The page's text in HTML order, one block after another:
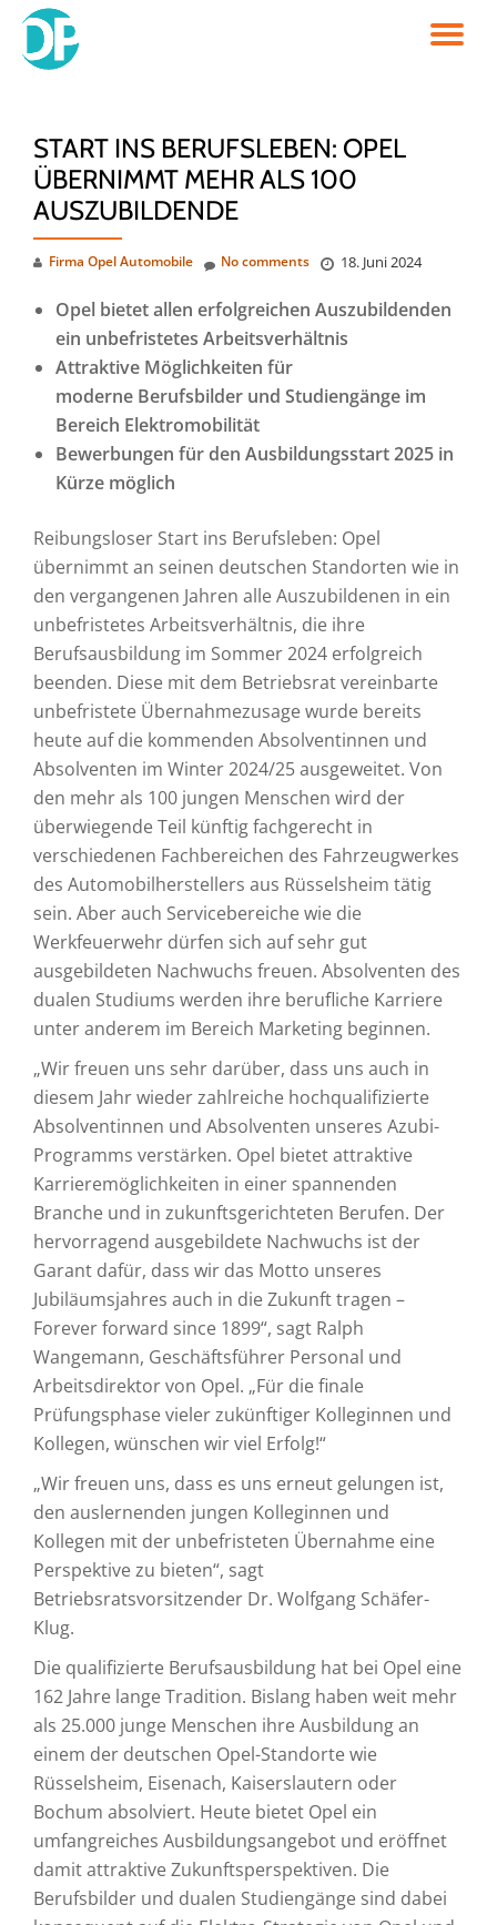
Skip
START INS BERUFSLEBEN: OPEL
ÜBERNIMMT MEHR ALS 100
AUSZUBILDENDE
Firma Opel Automobile 18. Juni 2024
No comments
Opel bietet allen erfolgreichen Auszubildenden
ein unbefristetes Arbeitsverhältnis
Attraktive Möglichkeiten für
moderne Berufsbilder und Studiengänge im
Bereich Elektromobilität
Bewerbungen für den Ausbildungsstart 2025 in
Kürze möglich
Reibungsloser Start ins Berufsleben: Opel
übernimmt an seinen deutschen Standorten wie in
den vergangenen Jahren alle Auszubildenen in ein
unbefristetes Arbeitsverhältnis, die ihre
Berufsausbildung im Sommer 2024 erfolgreich
beenden. Diese mit dem Betriebsrat vereinbarte
unbefristete Übernahmezusage wurde bereits
heute auf die kommenden Absolventinnen und
Absolventen im Winter 2024/25 ausgeweitet. Von
den mehr als 100 jungen Menschen wird der
überwiegende Teil künftig fachgerecht in
verschiedenen Fachbereichen des Fahrzeugwerkes
des Automobilherstellers aus Rüsselsheim tätig
sein. Aber auch Servicebereiche wie die
Werkfeuerwehr dürfen sich auf sehr gut
ausgebildeten Nachwuchs freuen. Absolventen des
dualen Studiums werden ihre berufliche Karriere
unter anderem im Bereich Marketing beginnen.
„Wir freuen uns sehr darüber, dass uns auch in
diesem Jahr wieder zahlreiche hochqualifizierte
Absolventinnen und Absolventen unseres Azubi-
Programms verstärken. Opel bietet attraktive
Karrieremöglichkeiten in einer spannenden
Branche und in zukunftsgerichteten Berufen. Der
hervorragend ausgebildete Nachwuchs ist der
Garant dafür, dass wir das Motto unseres
Jubiläumsjahres auch in die Zukunft tragen –
Forever forward since 1899“, sagt Ralph
Wangemann, Geschäftsführer Personal und
Arbeitsdirektor von Opel. „Für die finale
Prüfungsphase vieler zukünftiger Kolleginnen und
Kollegen, wünschen wir viel Erfolg!“
„Wir freuen uns, dass es uns erneut gelungen ist,
den auslernenden jungen Kolleginnen und
Kollegen mit der unbefristeten Übernahme eine
Perspektive zu bieten“, sagt
Betriebsratsvorsitzender Dr. Wolfgang Schäfer-
Klug.
Die qualifizierte Berufsausbildung hat bei Opel eine
162 Jahre lange Tradition. Bislang haben weit mehr
als 25.000 junge Menschen ihre Ausbildung an
einem der deutschen Opel-Standorte wie
Rüsselsheim, Eisenach, Kaiserslautern oder
Bochum absolviert. Heute bietet Opel ein
umfangreiches Ausbildungsangebot und eröffnet
damit attraktive Zukunftsperspektiven. Die
Berufsbilder und dualen Studiengänge sind dabei